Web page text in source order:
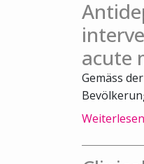
acute
Gemäss
Weiterlesen